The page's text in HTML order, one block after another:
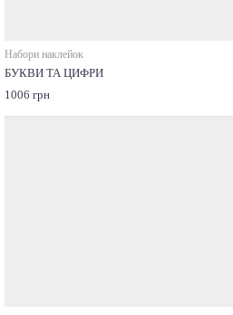
Набори наклейок
БУКВИ ТА ЦИФРИ
1006 грн